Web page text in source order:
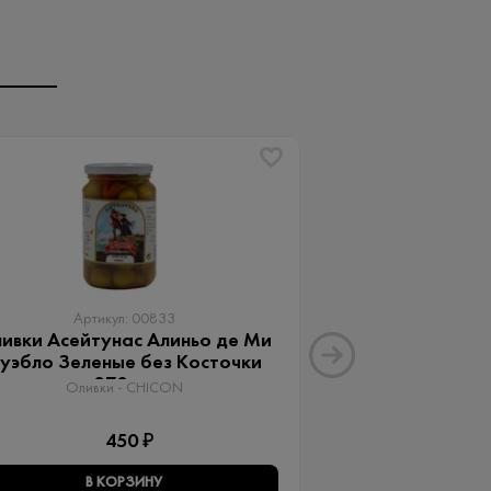
Артикул: 00833
Асейтунас Алиньо де Ми
Зеленые без Косточки
370 мл
Оливки - CHICON
450 ₽
В КОРЗИНУ